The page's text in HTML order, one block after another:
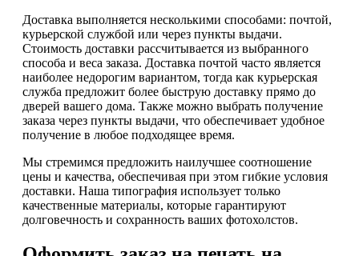
Доставка выполняется несколькими способами: почтой,
курьерской службой или через пункты выдачи.
Стоимость доставки рассчитывается из выбранного
способа и веса заказа. Доставка почтой часто является
наиболее недорогим вариантом, тогда как курьерская
служба предложит более быструю доставку прямо до
дверей вашего дома. Также можно выбрать получение
заказа через пункты выдачи, что обеспечивает удобное
получение в любое подходящее время.
Мы стремимся предложить наилучшее соотношение
цены и качества, обеспечивая при этом гибкие условия
доставки. Наша типография использует только
качественные материалы, которые гарантируют
долговечность и сохранность ваших фотохолстов.